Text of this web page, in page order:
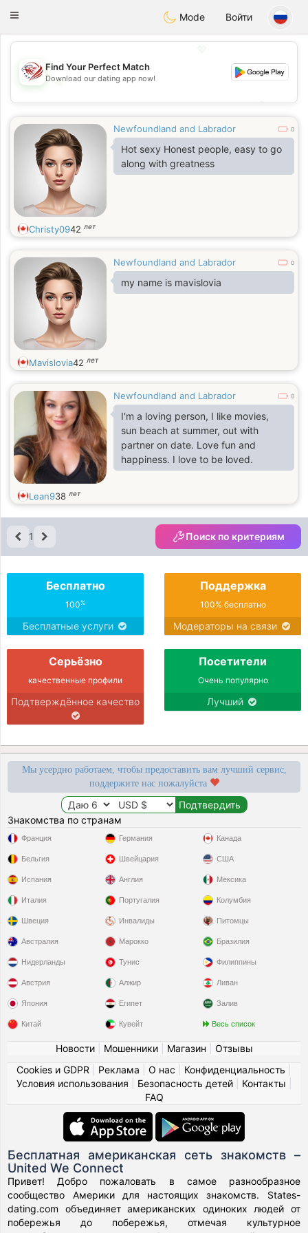
Dating
Toggle
Mode Войти
💖
💕
Find Your Perfect Match
Download our dating app now!
Newfoundland and Labrador 0
Hot sexy Honest people, easy to go
along with greatness
Christy0942 лет
Newfoundland and Labrador 0
my name is mavislovia
Mavislovia42 лет
Newfoundland and Labrador 0
I'm a loving person, I like movies,
sun beach at summer, out with
partner on date. Love fun and
happiness. I love to be loved.
Lean938 лет
1 Поиск по критериям
Бесплатно
100%
Бесплатные услуги
Поддержка
100% бесплатно
Модераторы на связи
Серьёзно
качественные профили
Подтверждённое качество
Посетители
Очень популярно
Лучший
Мы усердно работаем, чтобы предоставить вам лучший сервис,
поддержите нас пожалуйста
Знакомства по странам
Франция
Бельгия
Испания
Италия
Швеция
Германия
Швейцария
Англия
Португалия
Инвалиды
Канада
США
Мексика
Колумбия
Питомцы
Австралия
Нидерланды
Австрия
Япония
Китай
Марокко
Тунис
Алжир
Египет
Кувейт
Бразилия
Филиппины
Ливан
Залив
Весь список
Новости| Мошенники| Магазин
Отзывы
Cookies и GDPR
Реклама О нас Конфиденциальность
Условия использования
Безопасность детей| Контакты
FAQ
Бесплатная американская сеть знакомств –
United We Connect
Привет! Добро пожаловать в самое разнообразное
сообщество Америки для настоящих знакомств. States-
dating.com объединяет американских одиноких людей от
побережья до побережья, отмечая культурное